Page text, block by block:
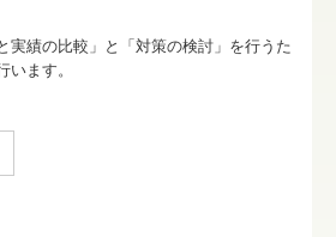
実績の比較」と「対策の検討」を行うた
います。